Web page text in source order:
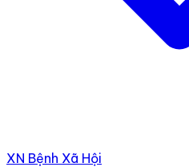
XN Bệnh Xã Hội